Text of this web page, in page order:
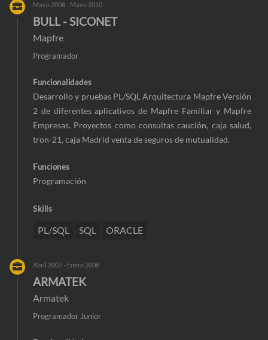
Mayo 2008 - Mayo 2010
BULL - SICONET
Mapfre
Programador
Funcionalidades
Desarrollo y pruebas PL/SQL Arquitectura Mapfre Versión
2 de diferentes aplicativos de Mapfre Familiar y Mapfre
Empresas. Proyectos como consultas caución, caja salud,
tron-21, caja Madrid venta de seguros de mutualidad.
Funciones
Programación
Skills
PL/SQL SQL ORACLE
Abril 2007 - Enero 2008
ARMATEK
Armatek
Programador Junior